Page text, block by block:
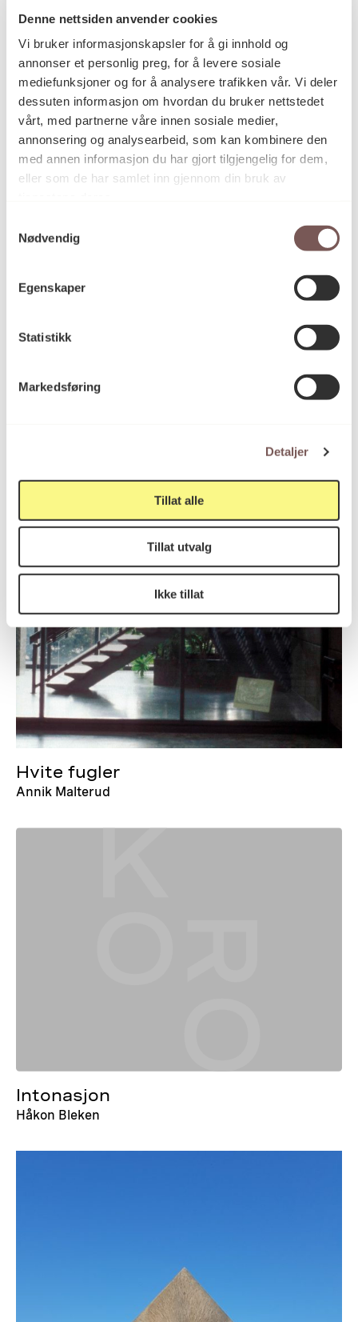
Denne nettsiden anvender cookies
Vi bruker informasjonskapsler for å gi innhold og
annonser et personlig preg, for å levere sosiale
mediefunksjoner og for å analysere trafikken vår. Vi deler
dessuten informasjon om hvordan du bruker nettstedet
vårt, med partnerne våre innen sosiale medier,
annonsering og analysearbeid, som kan kombinere den
med annen informasjon du har gjort tilgjengelig for dem,
eller som de har samlet inn gjennom din bruk av
Nødvendig
Egenskaper
Statistikk
Markedsføring
Detaljer
Tillat alle
Tillat utvalg
Ikke tillat
Hvite fugler
Annik Malterud
Intonasjon
Håkon Bleken